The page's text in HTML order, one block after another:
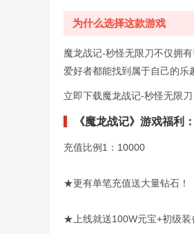
为什么选择这款游戏
魔龙战记-秒怪无限刀不仅拥
爱好者都能找到属于自己的乐
立即下载魔龙战记-秒怪无限
《魔龙战记》游戏福利：
充值比例1：10000
★更有单笔充值送大量钻石！
★上线就送100W元宝+初级装